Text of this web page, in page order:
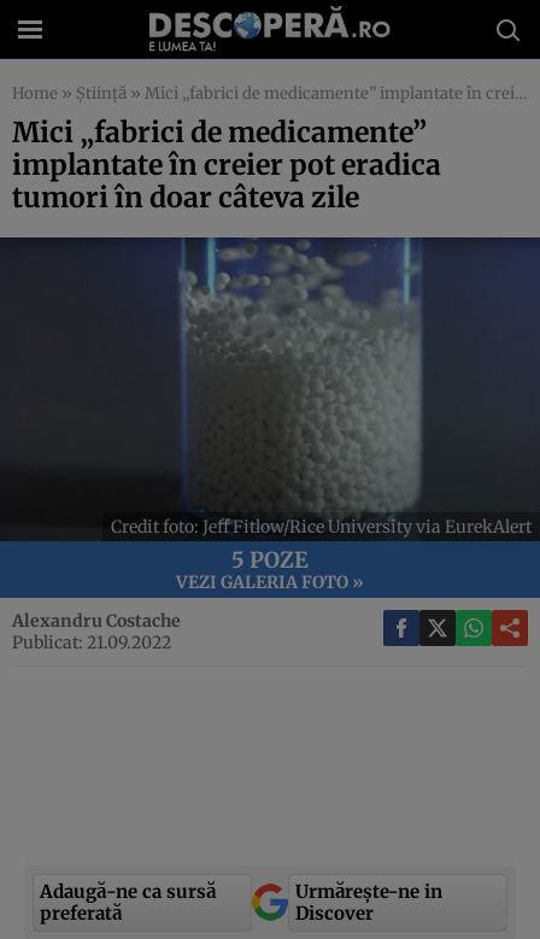
Home » Știință » Mici „fabrici de medicamente” implantate în creier pot eradica tumori în doar câteva zile
Mici „fabrici de medicamente”
implantate în creier pot eradica
tumori în doar câteva zile
Credit foto: Jeff Fitlow/Rice University via EurekAlert
5 POZE
VEZI GALERIA FOTO »
Alexandru Costache
Publicat: 21.09.2022
Adaugă-ne ca sursă
preferată
Urmărește-ne in
Discover